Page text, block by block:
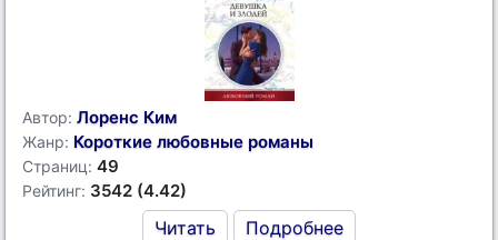
Автор: Лоренс Ким
Жанр: Короткие любовные романы
Страниц: 49
Рейтинг: 3542 (4.42)
Читать Подробнее